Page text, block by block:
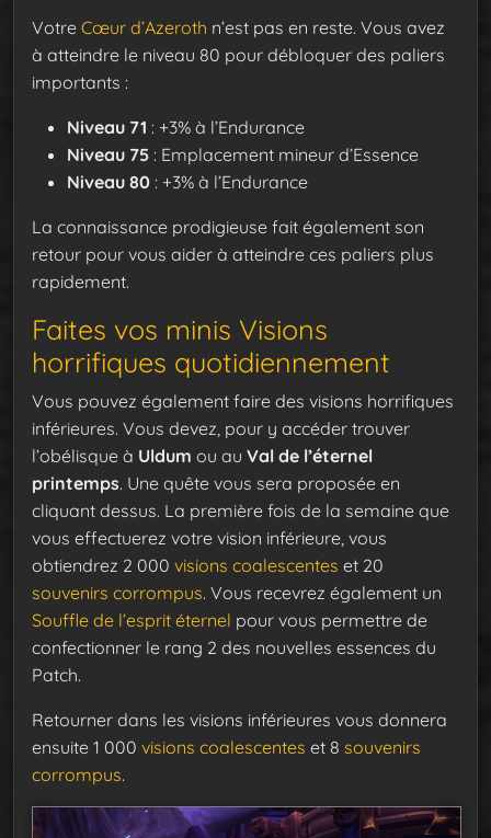
Votre Cœur d’Azeroth n’est pas en reste. Vous avez
à atteindre le niveau 80 pour débloquer des paliers
importants :
Niveau 71 : +3% à l’Endurance
Niveau 75 : Emplacement mineur d’Essence
Niveau 80 : +3% à l’Endurance
La connaissance prodigieuse fait également son
retour pour vous aider à atteindre ces paliers plus
rapidement.
Faites vos minis Visions
horrifiques quotidiennement
Vous pouvez également faire des visions horrifiques
inférieures. Vous devez, pour y accéder trouver
l’obélisque à Uldum ou au Val de l’éternel
printemps. Une quête vous sera proposée en
cliquant dessus. La première fois de la semaine que
vous effectuerez votre vision inférieure, vous
obtiendrez 2 000 visions coalescentes et 20
souvenirs corrompus. Vous recevrez également un
Souffle de l’esprit éternel pour vous permettre de
confectionner le rang 2 des nouvelles essences du
Patch.
Retourner dans les visions inférieures vous donnera
ensuite 1 000 visions coalescentes et 8 souvenirs
corrompus.